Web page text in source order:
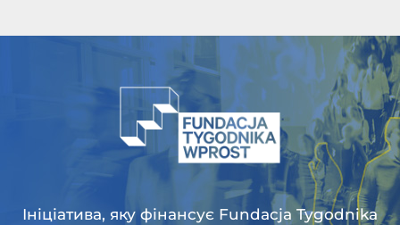
Ініціатива, яку фінансує Fundacja Tygodnika